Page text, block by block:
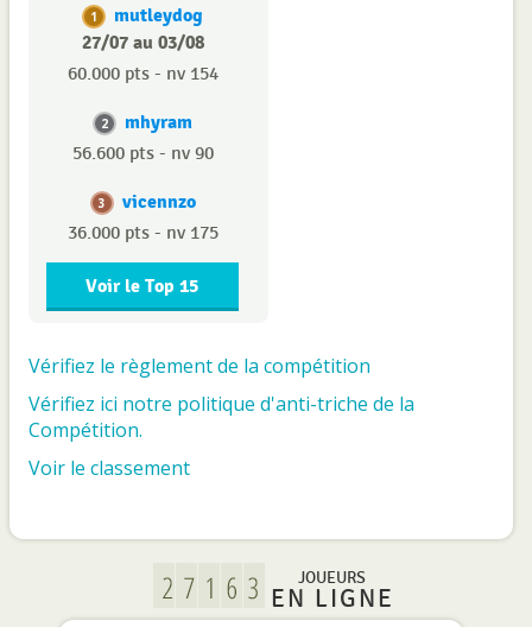
1
mutleydog
27/07 au 03/08
60.000 pts - nv 154
2 mhyram
56.600 pts - nv 90
3 vicennzo
36.000 pts - nv 175
Voir le Top 15
Vérifiez le règlement de la compétition
Vérifiez ici notre politique d'anti-triche de la
Compétition.
Voir le classement
JOUEURS
EN LIGNE